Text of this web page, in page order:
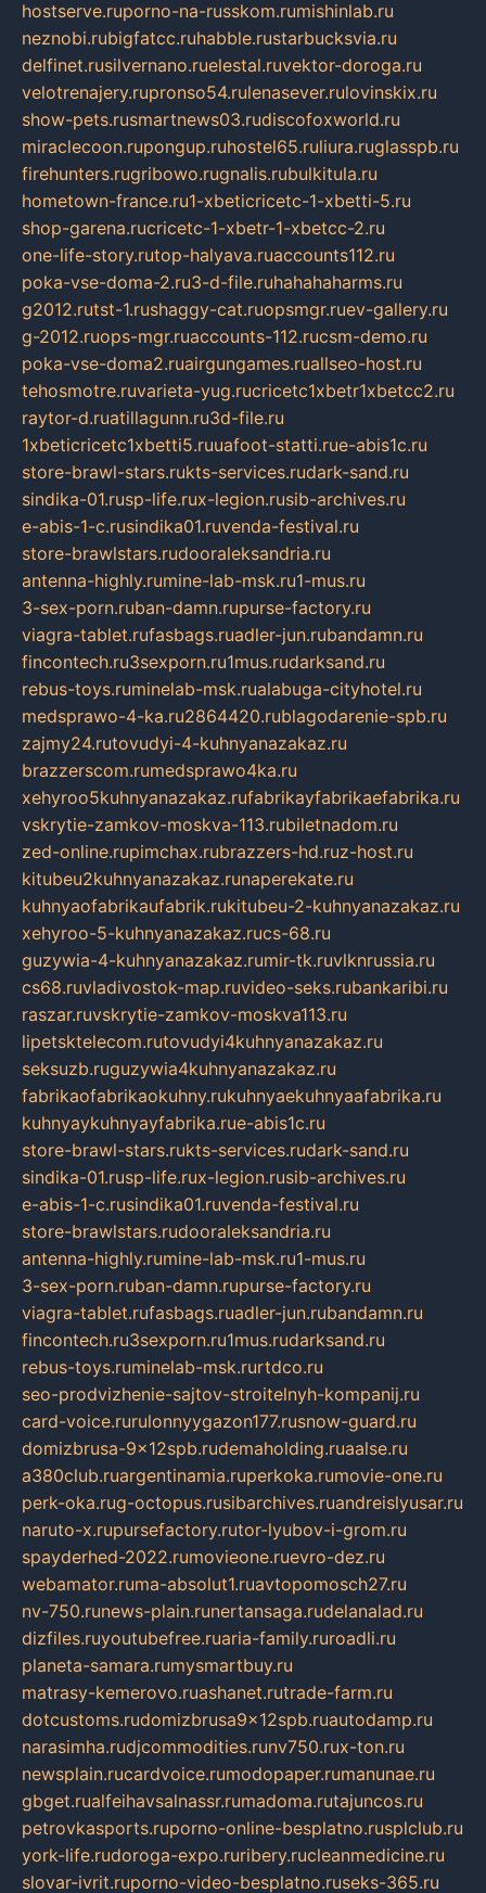
hostserve.ruporno-na-russkom.rumishinlab.ru
neznobi.rubigfatcc.ruhabble.rustarbucksvia.ru
delfinet.rusilvernano.ruelestal.ruvektor-doroga.ru
velotrenajery.rupronso54.rulenasever.rulovinskix.ru
show-pets.rusmartnews03.rudiscofoxworld.ru
miraclecoon.rupongup.ruhostel65.ruliura.ruglasspb.ru
firehunters.rugribowo.rugnalis.rubulkitula.ru
hometown-france.ru1-xbeticricetc-1-xbetti-5.ru
shop-garena.rucricetc-1-xbetr-1-xbetcc-2.ru
one-life-story.rutop-halyava.ruaccounts112.ru
poka-vse-doma-2.ru3-d-file.ruhahahaharms.ru
g2012.rutst-1.rushaggy-cat.ruopsmgr.ruev-gallery.ru
g-2012.ruops-mgr.ruaccounts-112.rucsm-demo.ru
poka-vse-doma2.ruairgungames.ruallseo-host.ru
tehosmotre.ruvarieta-yug.rucricetc1xbetr1xbetcc2.ru
raytor-d.ruatillagunn.ru3d-file.ru
1xbeticricetc1xbetti5.ruuafoot-statti.rue-abis1c.ru
store-brawl-stars.rukts-services.rudark-sand.ru
sindika-01.rusp-life.rux-legion.rusib-archives.ru
e-abis-1-c.rusindika01.ruvenda-festival.ru
store-brawlstars.rudooraleksandria.ru
antenna-highly.rumine-lab-msk.ru1-mus.ru
3-sex-porn.ruban-damn.rupurse-factory.ru
viagra-tablet.rufasbags.ruadler-jun.rubandamn.ru
fincontech.ru3sexporn.ru1mus.rudarksand.ru
rebus-toys.ruminelab-msk.rualabuga-cityhotel.ru
medsprawo-4-ka.ru2864420.rublagodarenie-spb.ru
zajmy24.rutovudyi-4-kuhnyanazakaz.ru
brazzerscom.rumedsprawo4ka.ru
xehyroo5kuhnyanazakaz.rufabrikayfabrikaefabrika.ru
vskrytie-zamkov-moskva-113.rubiletnadom.ru
zed-online.rupimchax.rubrazzers-hd.ruz-host.ru
kitubeu2kuhnyanazakaz.runaperekate.ru
kuhnyaofabrikaufabrik.rukitubeu-2-kuhnyanazakaz.ru
xehyroo-5-kuhnyanazakaz.rucs-68.ru
guzywia-4-kuhnyanazakaz.rumir-tk.ruvlknrussia.ru
cs68.ruvladivostok-map.ruvideo-seks.rubankaribi.ru
raszar.ruvskrytie-zamkov-moskva113.ru
lipetsktelecom.rutovudyi4kuhnyanazakaz.ru
seksuzb.ruguzywia4kuhnyanazakaz.ru
fabrikaofabrikaokuhny.rukuhnyaekuhnyaafabrika.ru
kuhnyaykuhnyayfabrika.rue-abis1c.ru
store-brawl-stars.rukts-services.rudark-sand.ru
sindika-01.rusp-life.rux-legion.rusib-archives.ru
e-abis-1-c.rusindika01.ruvenda-festival.ru
store-brawlstars.rudooraleksandria.ru
antenna-highly.rumine-lab-msk.ru1-mus.ru
3-sex-porn.ruban-damn.rupurse-factory.ru
viagra-tablet.rufasbags.ruadler-jun.rubandamn.ru
fincontech.ru3sexporn.ru1mus.rudarksand.ru
rebus-toys.ruminelab-msk.rurtdco.ru
seo-prodvizhenie-sajtov-stroitelnyh-kompanij.ru
card-voice.rurulonnyygazon177.rusnow-guard.ru
domizbrusa-9x12spb.rudemaholding.ruaalse.ru
a380club.ruargentinamia.ruperkoka.rumovie-one.ru
perk-oka.rug-octopus.rusibarchives.ruandreislyusar.ru
naruto-x.rupursefactory.rutor-lyubov-i-grom.ru
spayderhed-2022.rumovieone.ruevro-dez.ru
webamator.ruma-absolut1.ruavtopomosch27.ru
nv-750.runews-plain.runertansaga.rudelanalad.ru
dizfiles.ruyoutubefree.ruaria-family.ruroadli.ru
planeta-samara.rumysmartbuy.ru
matrasy-kemerovo.ruashanet.rutrade-farm.ru
dotcustoms.rudomizbrusa9x12spb.ruautodamp.ru
narasimha.rudjcommodities.runv750.rux-ton.ru
newsplain.rucardvoice.rumodopaper.rumanunae.ru
gbget.rualfeihavsalnassr.rumadoma.rutajuncos.ru
petrovkasports.ruporno-online-besplatno.rusplclub.ru
york-life.rudoroga-expo.ruribery.rucleanmedicine.ru
slovar-ivrit.ruporno-video-besplatno.ruseks-365.ru